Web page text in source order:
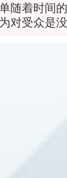
随着时间
对受众是